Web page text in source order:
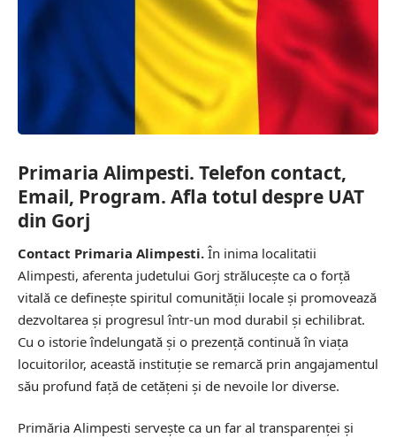
Primaria Alimpesti. Telefon contact,
Email, Program. Afla totul despre UAT
din Gorj
Contact Primaria Alimpesti. În inima localitatii
Alimpesti, aferenta judetului Gorj strălucește ca o forță
vitală ce definește spiritul comunității locale și promovează
dezvoltarea și progresul într-un mod durabil și echilibrat.
Cu o istorie îndelungată și o prezență continuă în viața
locuitorilor, această instituție se remarcă prin angajamentul
său profund față de cetățeni și de nevoile lor diverse.
Primăria Alimpesti servește ca un far al transparenței și